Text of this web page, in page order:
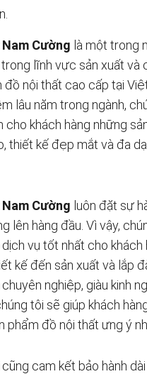
Cường là một trong
lĩnh vực sản xuất và
đồ nội thất cao cấp tại
lâu năm trong ngành,
cho khách hàng những
thiết kế đẹp mắt và đa
Cường luôn đặt sự
lên hàng đầu. Vì vậy,
vụ tốt nhất cho khách
kế đến sản xuất và lắp
nghiệp, giàu kinh
tôi sẽ giúp khách
phẩm đồ nội thất ưng ý
cam kết bảo hành